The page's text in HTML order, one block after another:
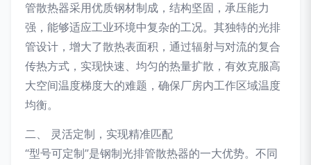
管散热器采用优质钢材制成，结构坚固，承压能力
强，能够适应工业环境中复杂的工况。其独特的光排
管设计，增大了散热表面积，通过辐射与对流的复合
传热方式，实现快速、均匀的热量扩散，有效克服高
大空间温度梯度大的难题，确保厂房内工作区域温度
均衡。
二、 灵活定制，实现精准匹配
“型号可定制”是钢制光排管散热器的一大优势。不同